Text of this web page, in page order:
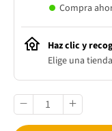
Compra
Haz clic y
Elige una